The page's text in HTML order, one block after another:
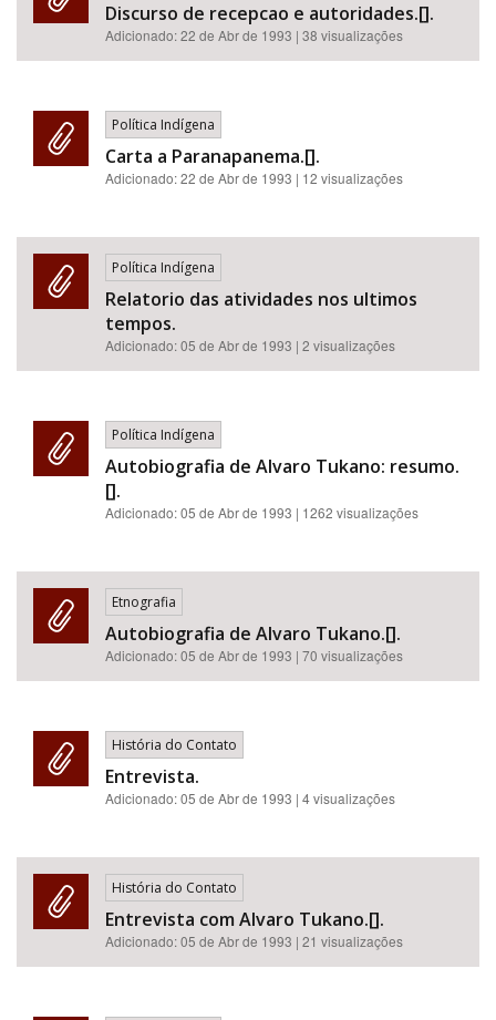
Discurso de recepcao e autoridades.[].
Adicionado:22 de Abr de 1993 | 38 visualizações
Política Indígena
Carta a Paranapanema.[].
Adicionado:22 de Abr de 1993 | 12 visualizações
Política Indígena
Relatorio das atividades nos ultimos
tempos.
Adicionado:05 de Abr de 1993 | 2 visualizações
Política Indígena
Autobiografia de Alvaro Tukano: resumo.
[].
Adicionado:05 de Abr de 1993 | 1262 visualizações
Etnografia
Autobiografia de Alvaro Tukano.[].
Adicionado:05 de Abr de 1993 | 70 visualizações
História do Contato
Entrevista.
Adicionado:05 de Abr de 1993 | 4 visualizações
História do Contato
Entrevista com Alvaro Tukano.[].
Adicionado:05 de Abr de 1993 | 21 visualizações